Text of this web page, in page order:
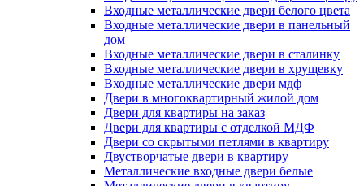
Входные металлические двери белого цвета
Входные металлические двери в панельный
дом
Входные металлические двери в сталинку
Входные металлические двери в хрущевку
Входные металлические двери мдф
Двери в многоквартирный жилой дом
Двери для квартиры на заказ
Двери для квартиры с отделкой МДФ
Двери со скрытыми петлями в квартиру
Двустворчатые двери в квартиру
Металлические входные двери белые